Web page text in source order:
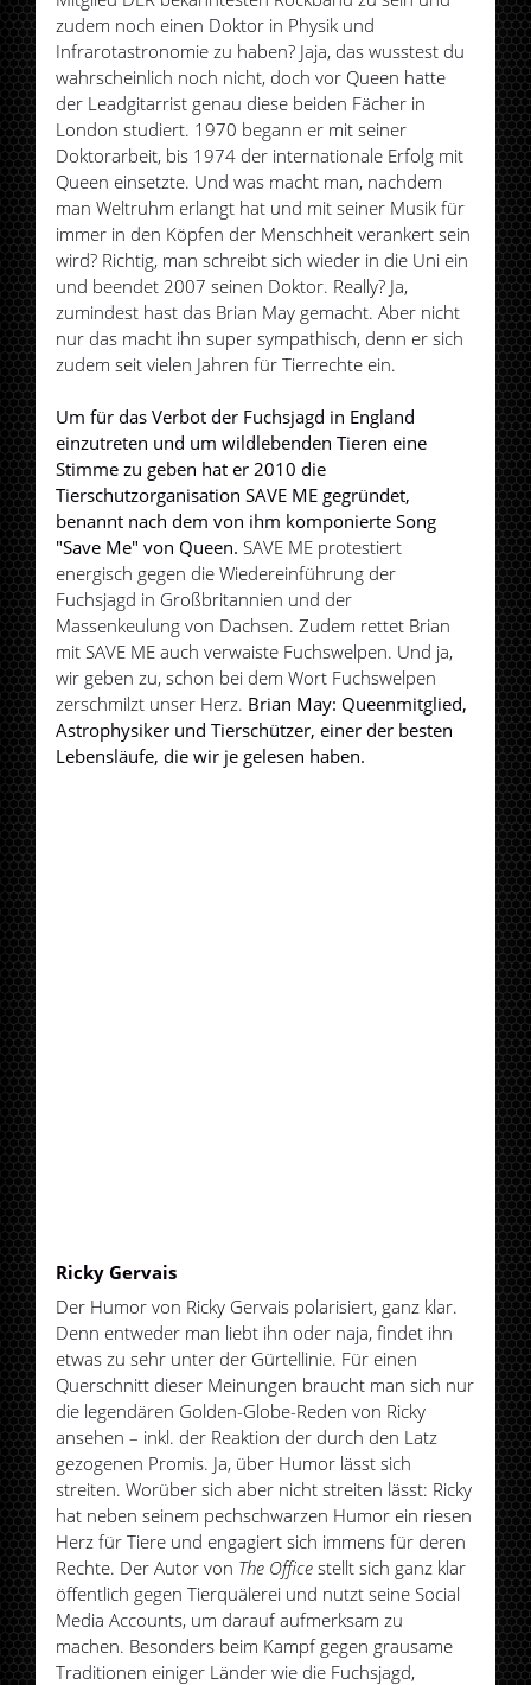
zudem noch einen Doktor in Physik und
Infrarotastronomie zu haben? Jaja, das wusstest du
wahrscheinlich noch nicht, doch vor Queen hatte
der Leadgitarrist genau diese beiden Fächer in
London studiert. 1970 begann er mit seiner
Doktorarbeit, bis 1974 der internationale Erfolg mit
Queen einsetzte. Und was macht man, nachdem
man Weltruhm erlangt hat und mit seiner Musik für
immer in den Köpfen der Menschheit verankert sein
wird? Richtig, man schreibt sich wieder in die Uni ein
und beendet 2007 seinen Doktor. Really? Ja,
zumindest hast das Brian May gemacht. Aber nicht
nur das macht ihn super sympathisch, denn er sich
zudem seit vielen Jahren für Tierrechte ein.
Um für das Verbot der Fuchsjagd in England
einzutreten und um wildlebenden Tieren eine
Stimme zu geben hat er 2010 die
Tierschutzorganisation SAVE ME gegründet,
benannt nach dem von ihm komponierte Song
"Save Me" von Queen. SAVE ME protestiert
energisch gegen die Wiedereinführung der
Fuchsjagd in Großbritannien und der
Massenkeulung von Dachsen. Zudem rettet Brian
mit SAVE ME auch verwaiste Fuchswelpen. Und ja,
wir geben zu, schon bei dem Wort Fuchswelpen
zerschmilzt unser Herz. Brian May: Queenmitglied,
Astrophysiker und Tierschützer, einer der besten
Lebensläufe, die wir je gelesen haben.
Ricky Gervais
Der Humor von Ricky Gervais polarisiert, ganz klar.
Denn entweder man liebt ihn oder naja, findet ihn
etwas zu sehr unter der Gürtellinie. Für einen
Querschnitt dieser Meinungen braucht man sich nur
die legendären Golden-Globe-Reden von Ricky
ansehen – inkl. der Reaktion der durch den Latz
gezogenen Promis. Ja, über Humor lässt sich
streiten. Worüber sich aber nicht streiten lässt: Ricky
hat neben seinem pechschwarzen Humor ein riesen
Herz für Tiere und engagiert sich immens für deren
Rechte. Der Autor von The Office stellt sich ganz klar
öffentlich gegen Tierquälerei und nutzt seine Social
Media Accounts, um darauf aufmerksam zu
machen. Besonders beim Kampf gegen grausame
Traditionen einiger Länder wie die Fuchsjagd,